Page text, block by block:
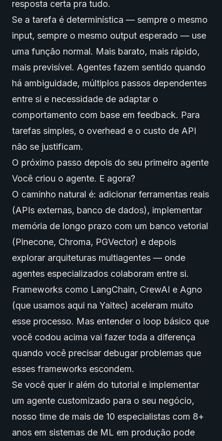
resposta certa pra tudo.
Se a tarefa é determinística — sempre o mesmo
input, sempre o mesmo output esperado — use
uma função normal. Mais barato, mais rápido,
mais previsível. Agentes fazem sentido quando
há ambiguidade, múltiplos passos dependentes
entre si e necessidade de adaptar o
comportamento com base em feedback. Para
tarefas simples, o overhead e o custo de API
não se justificam.
O próximo passo depois do seu primeiro agente
Você criou o agente. E agora?
O caminho natural é: adicionar ferramentas reais
(APIs externas, banco de dados), implementar
memória de longo prazo com um banco vetorial
(Pinecone, Chroma, PGVector) e depois
explorar arquiteturas multiagentes — onde
agentes especializados colaboram entre si.
Frameworks como LangChain, CrewAI e Agno
(que usamos aqui na Yaitec) aceleram muito
esse processo. Mas entender o loop básico que
você codou acima vai fazer toda a diferença
quando você precisar debugar problemas que
esses frameworks escondem.
Se você quer ir além do tutorial e implementar
um agente customizado para o seu negócio,
nosso time de mais de 10 especialistas com 8+
anos em sistemas de ML em produção pode